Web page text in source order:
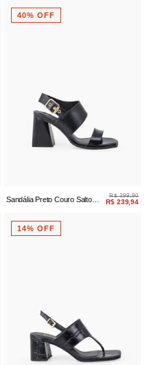
40% OFF
Sandália Preto Couro Salto
R$ 399,90
R$ 239,94
14% OFF